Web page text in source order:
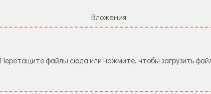
Вложения
Перетащите файлы сюда или нажмите, чтобы загрузить